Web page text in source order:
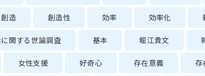
創造 創造性 効率 効率化
関する世論調査 基本 堀江貴文
女性支援 好奇心 存在意義 存